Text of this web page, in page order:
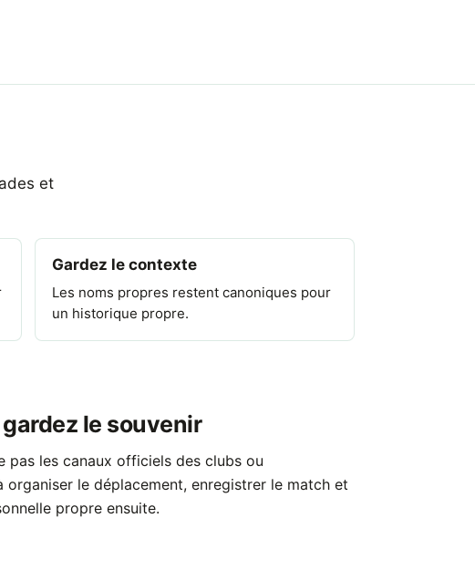
et
Gardez le contexte
Les noms propres restent canoniques pour
un historique propre.
le souvenir
pas les canaux officiels des clubs ou
organiser le déplacement, enregistrer le match et
propre ensuite.